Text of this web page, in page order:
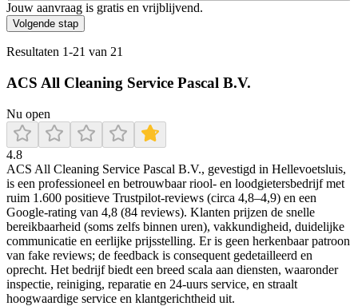
Jouw aanvraag is gratis en vrijblijvend.
Volgende stap
Resultaten 1-21 van 21
ACS All Cleaning Service Pascal B.V.
Nu open
4.8
ACS All Cleaning Service Pascal B.V., gevestigd in Hellevoetsluis,
is een professioneel en betrouwbaar riool‑ en loodgietersbedrijf met
ruim 1.600 positieve Trustpilot‑reviews (circa 4,8–4,9) en een
Google‑rating van 4,8 (84 reviews). Klanten prijzen de snelle
bereikbaarheid (soms zelfs binnen uren), vakkundigheid, duidelijke
communicatie en eerlijke prijsstelling. Er is geen herkenbaar patroon
van fake reviews; de feedback is consequent gedetailleerd en
oprecht. Het bedrijf biedt een breed scala aan diensten, waaronder
inspectie, reiniging, reparatie en 24‑uurs service, en straalt
hoogwaardige service en klantgerichtheid uit.